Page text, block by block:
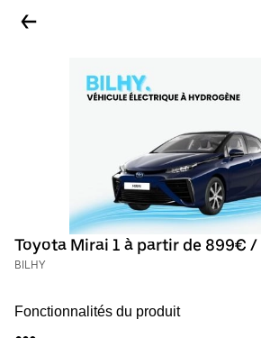
Toyota Mirai 1 à partir de 899€
BILHY
Fonctionnalités du produit